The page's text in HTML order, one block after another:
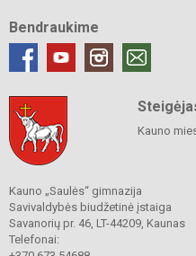
Bendraukime
Kauno
Kauno „Saulės“ gimnazija
Savivaldybės biudžetinė įstaiga
Savanorių pr. 46, LT-44209, Kaunas
Telefonai: